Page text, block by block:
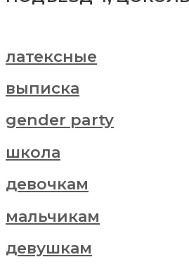
латексные
выписка
gender party
школа
девочкам
мальчикам
девушкам